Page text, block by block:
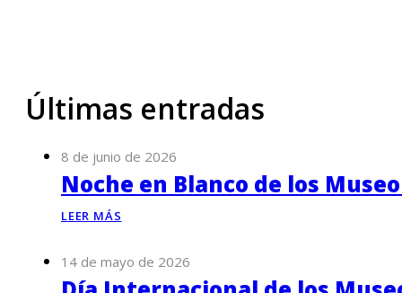
Últimas entradas
8 de junio de 2026
Noche en Blanco de los
LEER MÁS
14 de mayo de 2026